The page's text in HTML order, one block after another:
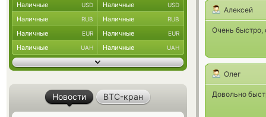
Алексей
Очень быстро,
Олег
Довольно
Наличные USD Наличные USD
Наличные RUB Наличные RUB
Наличные EUR Наличные EUR
Наличные UAH Наличные UAH
Новости BTC-кран